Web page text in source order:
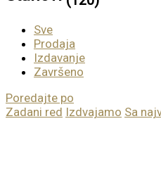
Sve
Prodaja
Izdavanje
Završeno
Poredajte po
Zadani red Izdvajamo Sa